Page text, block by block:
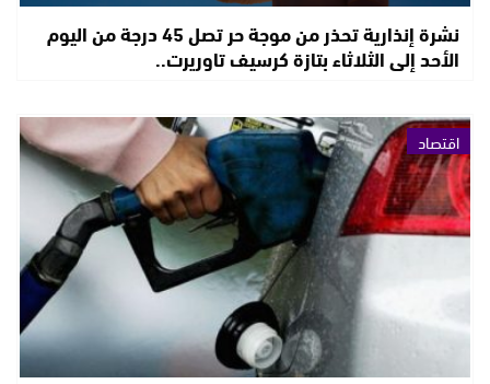
نشرة إنذارية تحذر من موجة حر تصل 45 درجة من اليوم
الأحد إلى الثلاثاء بتازة كرسيف تاوريرت..
اقتصاد